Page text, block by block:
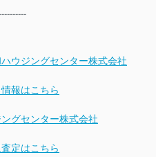
ウジングセンター株式会社
報はこちら
グセンター株式会社
定はこちら